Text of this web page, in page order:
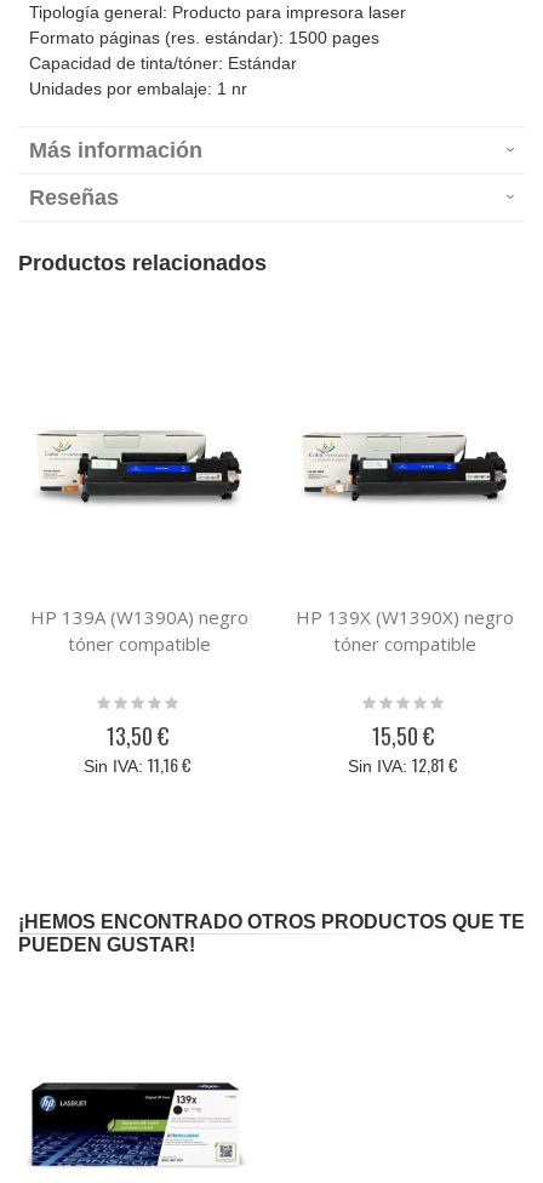
Tipología general: Producto para impresora laser
Formato páginas (res. estándar): 1500 pages
Capacidad de tinta/tóner: Estándar
Unidades por embalaje: 1 nr
Más información
Reseñas
Productos relacionados
HP 139A (W1390A) negro
tóner compatible
Rating:
13,50 €
11,16 €
HP 139X (W1390X) negro
tóner compatible
Rating:
15,50 €
12,81 €
¡HEMOS ENCONTRADO OTROS PRODUCTOS QUE TE
PUEDEN GUSTAR!